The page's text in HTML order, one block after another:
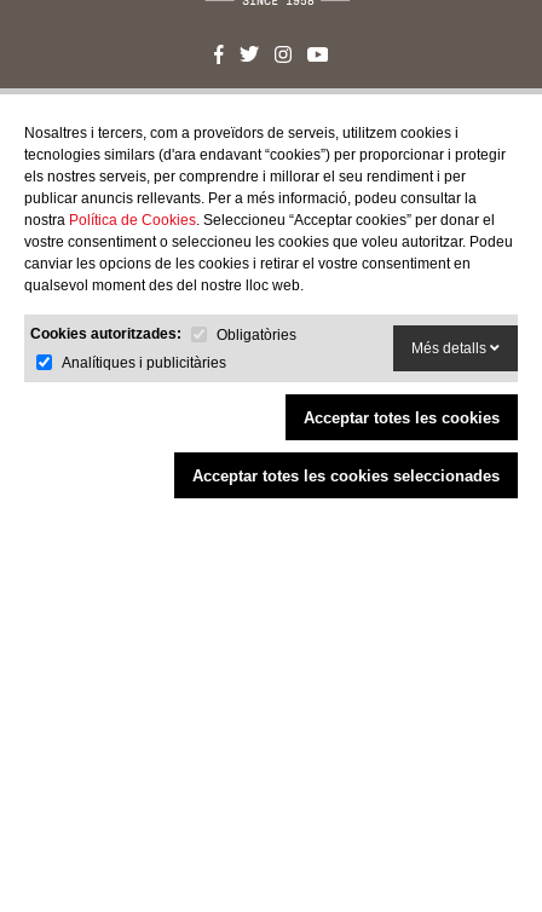
Nosaltres i tercers, com a proveïdors de serveis, utilitzem cookies i
tecnologies similars (d'ara endavant “cookies”) per proporcionar i protegir
els nostres serveis, per comprendre i millorar el seu rendiment i per
publicar anuncis rellevants. Per a més informació, podeu consultar la
nostra Política de Cookies. Seleccioneu “Acceptar cookies” per donar el
vostre consentiment o seleccioneu les cookies que voleu autoritzar. Podeu
canviar les opcions de les cookies i retirar el vostre consentiment en
qualsevol moment des del nostre lloc web.
Cookies autoritzades:
Obligatòries
Analítiques i publicitàries
Més detalls
Acceptar totes les cookies
Acceptar totes les cookies seleccionades
CONTACTA'NS
c/ Santa Teresa, 24 17220
Sant Feliu de Guíxols (Girona)
Costa Brava
Tel. 972 32 76 43
info@agaroprofessional.com
Condicions generals de compra
Política de cookies
Política de devolucions
Finançat per la Unió Europea - NextGenerationEU